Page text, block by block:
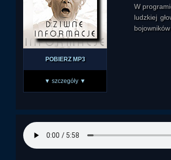
POBIERZ MP3
▼ szczegóły ▼
W
ludzkiej